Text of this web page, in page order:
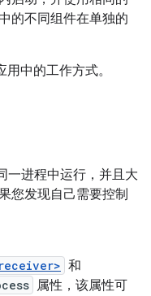
的不同组件在单独的
中的工作方式。
一进程中运行，并且大
您发现自己需要控制
和
属性，该属性可